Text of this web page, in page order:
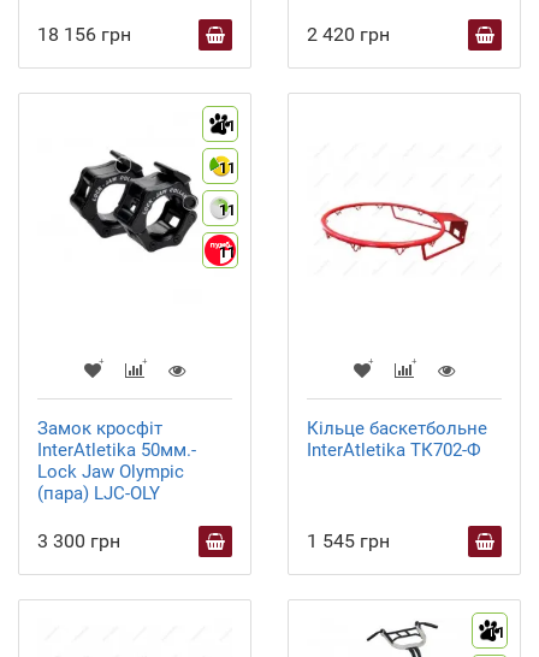
18 156 грн 2 420 грн
11
11
11
11
Замок кросфіт
InterAtletika 50мм.-
Lock Jaw Olympic
(пара) LJC-OLY
3 300 грн
Кільце баскетбольне
InterAtletika ТК702-Ф
1 545 грн
11